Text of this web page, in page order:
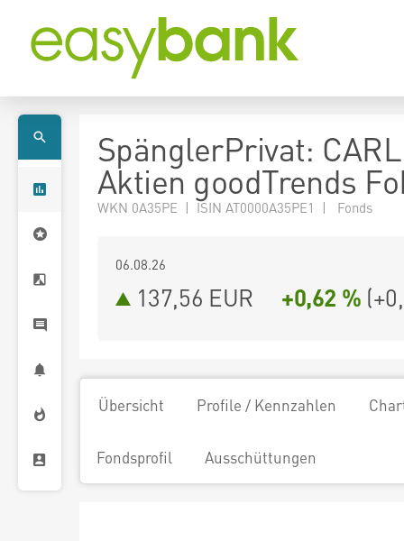
SpänglerPrivat: CARL
Aktien goodTrends
WKN 0A35PE | ISIN AT0000A35PE1 | Fonds
06.08.26
137,56 EUR +0,62 % (
Übersicht Profile / Kennzahlen
Fondsprofil Ausschüttungen